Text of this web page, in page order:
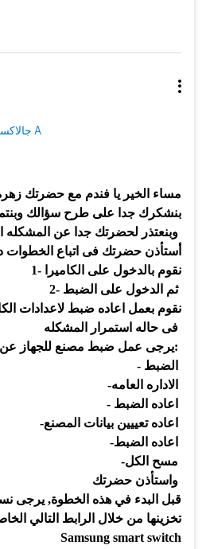
جالاكسى A
مساء الخير يا فندم مع حضرتك
بنشكرك جدا على طرح سؤالك
وبنعتذر لحضرتك جدا عن المشكله
أستأذن حضرتك فى اتباع الخطوات
1-
نقوم بالدخول على الكاميرا
2- ثم الدخول على الضبط
نقوم بعمل اعاده ضبط لاعدادات
فى حاله استمرار المشكله
يرجى عمل ضبط مصنع للجهاز عن:
- الضبط
-الاداره العامه
- اعاده الضبط
-اعاده تعييين بيانات المصنع
-اعاده الضبط
-مسح الكل
واستأذن حضرتك
قبل البدء في هذه الخطوة, يرجى
تخزينها من خلال الرابط التالي
Samsung smart switch